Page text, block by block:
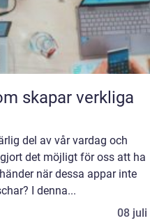
skapar verkliga
del av vår vardag och
det möjligt för oss att ha
när dessa appar inte
I denna...
08 juli